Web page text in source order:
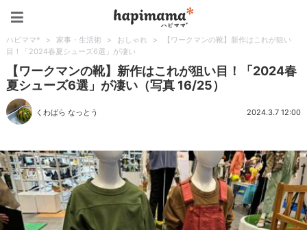
ハピママ* > 家事・生活術 > おしゃれ >
【ワークマンの靴】新作はこれが狙い
目！「2024春夏シューズ6選」が凄い
【ワークマンの靴】新作はこれが狙い目！「2024春
夏シューズ6選」が凄い（写真 16/25）
くわばら なっとう 2024.3.7 12:00